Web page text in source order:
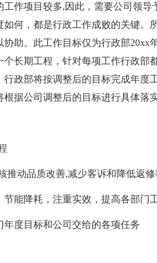
作项目较多,因此，需要公司领
何，都是行政工作成败的关键。
助。此工作目标仅为行政部20xx
长期工程，针对每项工作行政部
政部将按调整后的目标完成年度
据公司调整后的目标进行具体落实
推动品质改善,减少客诉和降低返修
节能降耗，注重实效，提高各部门
年度目标和公司交给的各项任务